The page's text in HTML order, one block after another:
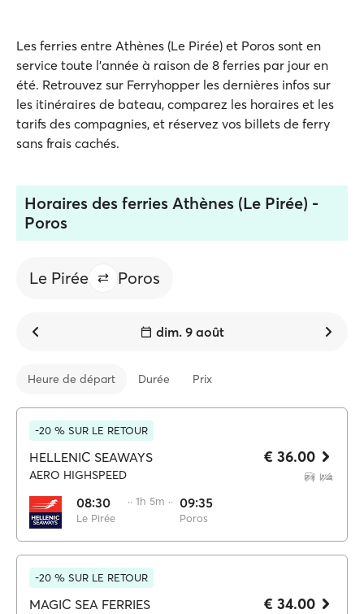
Les ferries entre Athènes (Le Pirée) et Poros sont en
service toute l’année à raison de 8 ferries par jour en
été. Retrouvez sur Ferryhopper les dernières infos sur
les itinéraires de bateau, comparez les horaires et les
tarifs des compagnies, et réservez vos billets de ferry
sans frais cachés.
Horaires des ferries Athènes (Le Pirée) -
Poros
Le Pirée Poros
dim. 9 août
Heure de départ Durée Prix
-20 % SUR LE RETOUR
HELLENIC SEAWAYS
AERO HIGHSPEED
08:30
Le Pirée
·· 1h 5m ·· 09:35
Poros
€ 36.00
-20 % SUR LE RETOUR
MAGIC SEA FERRIES € 34.00